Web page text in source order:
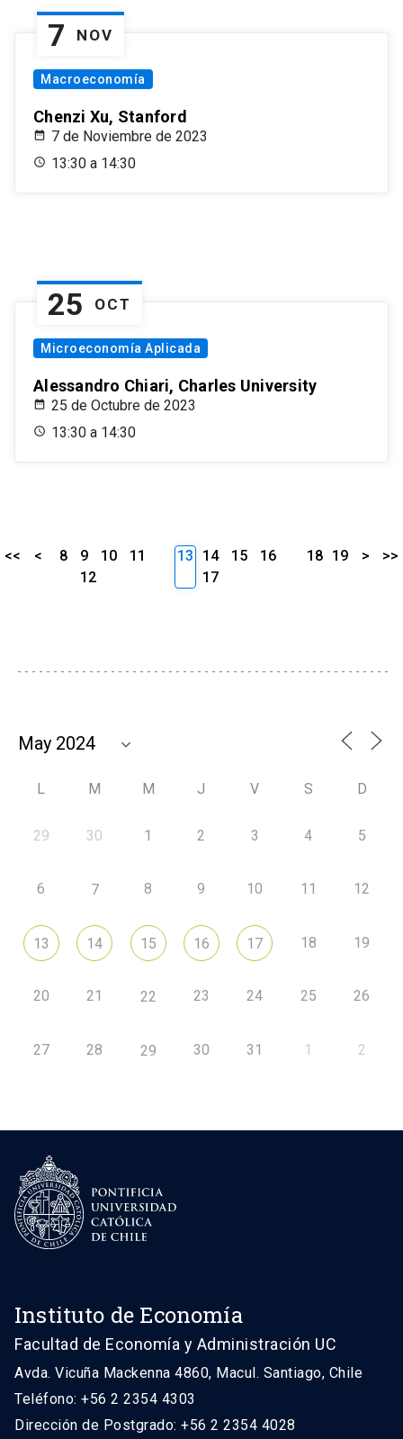
7 NOV
Macroeconomía
Chenzi Xu, Stanford
7 de Noviembre de 2023
13:30 a 14:30
25 OCT
Microeconomía Aplicada
Alessandro Chiari, Charles University
25 de Octubre de 2023
13:30 a 14:30
<< < 8 9 10
11
12
13 14 15
16
17
18 19 > >>
L M M J V S D
29 30 1 2 3 4 5
6 7 8 9 10 11 12
13 14 15 16 17 18 19
20 21 22 23 24 25 26
27 28 29 30 31 1 2
Instituto de Economía
Facultad de Economía y Administración UC
Avda. Vicuña Mackenna 4860, Macul. Santiago, Chile
Teléfono: +56 2 2354 4303
Dirección de Postgrado: +56 2 2354 4028